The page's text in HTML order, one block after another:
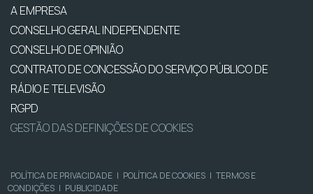
A EMPRESA
CONSELHO GERAL INDEPENDENTE
CONSELHO DE OPINIÃO
CONTRATO DE CONCESSÃO DO SERVIÇO PÚBLICO DE
RÁDIO E TELEVISÃO
RGPD
GESTÃO DAS DEFINIÇÕES DE COOKIES
POLÍTICA DE PRIVACIDADE | POLÍTICA DE COOKIES | TERMOS E
CONDIÇÕES | PUBLICIDADE